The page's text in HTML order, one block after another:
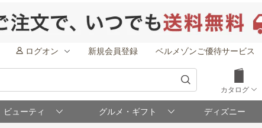
ログオン 新規会員登録 ベルメゾンご優待サービス
カタログ
ビューティ グルメ・ギフト ディズニー